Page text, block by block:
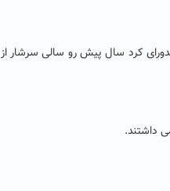
کرد سال پیش رو سالی سرشار از
داشتند.